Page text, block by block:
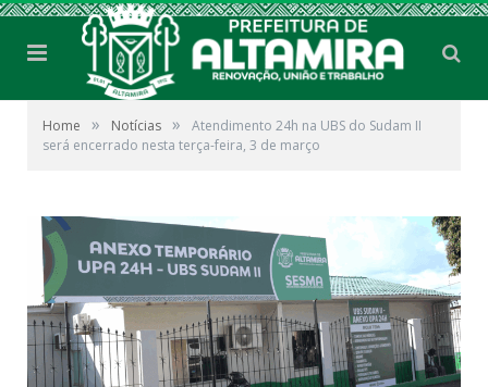
Home » Notícias »
Atendimento 24h na UBS do Sudam II
será encerrado nesta terça-feira, 3 de março